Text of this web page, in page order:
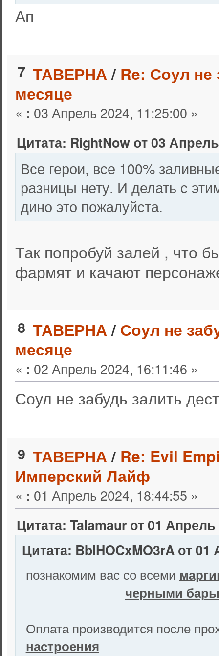
Ап
7 ТАВЕРНА/ Re: Соул не
месяце
« : 03 Апрель 2024, 11:25:00 »
Цитата: RightNow от 03
Все герои, все 100%
разницы нету. И делать с
дино это пожалуйста.
Так попробуй залей , что
фармят и качают
8 ТАВЕРНА/ Соул не
месяце
« : 02 Апрель 2024, 16:11:46 »
Соул не забудь залить
9 ТАВЕРНА/ Re: Evil
Имперский Лайф
« : 01 Апрель 2024, 18:44:55 »
Цитата: Talamaur от 01
Цитата: BbIHOCxMO3rA от
познакомим вас со всеми
черными
Оплата производится после
настроения